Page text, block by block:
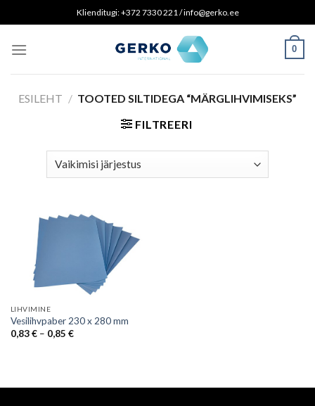
to
content
Klienditugi: +372 7330 221 / info@gerko.ee
0
ESILEHT / TOOTED SILTIDEGA “MÄRGLIHVIMISEKS”
FILTREERI
LIHVIMINE
Vesilihvpaber 230 x 280 mm
0,83€ – 0,85 €Price